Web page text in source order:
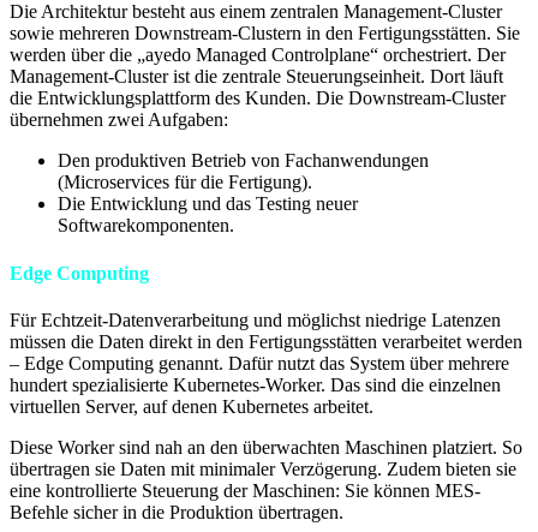
Die Architektur besteht aus einem zentralen Management-Cluster
sowie mehreren Downstream-Clustern in den Fertigungsstätten. Sie
werden über die „ayedo Managed Controlplane“ orchestriert. Der
Management-Cluster ist die zentrale Steuerungseinheit. Dort läuft
die Entwicklungsplattform des Kunden. Die Downstream-Cluster
übernehmen zwei Aufgaben:
Den produktiven Betrieb von Fachanwendungen
(Microservices für die Fertigung).
Die Entwicklung und das Testing neuer
Softwarekomponenten.
Edge Computing
Für Echtzeit-Datenverarbeitung und möglichst niedrige Latenzen
müssen die Daten direkt in den Fertigungsstätten verarbeitet werden
– Edge Computing genannt. Dafür nutzt das System über mehrere
hundert spezialisierte Kubernetes-Worker. Das sind die einzelnen
virtuellen Server, auf denen Kubernetes arbeitet.
Diese Worker sind nah an den überwachten Maschinen platziert. So
übertragen sie Daten mit minimaler Verzögerung. Zudem bieten sie
eine kontrollierte Steuerung der Maschinen: Sie können MES-
Befehle sicher in die Produktion übertragen.